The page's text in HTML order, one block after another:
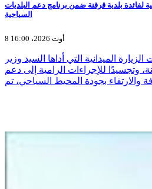
بلدية قرقنة ضمن برنامج دعم البلديات
السياحية
8 أوت 2026، 16:00
الميدانية التي أداها السيد وزير
وتجسيدًا للإجراءات الرامية إلى دعم